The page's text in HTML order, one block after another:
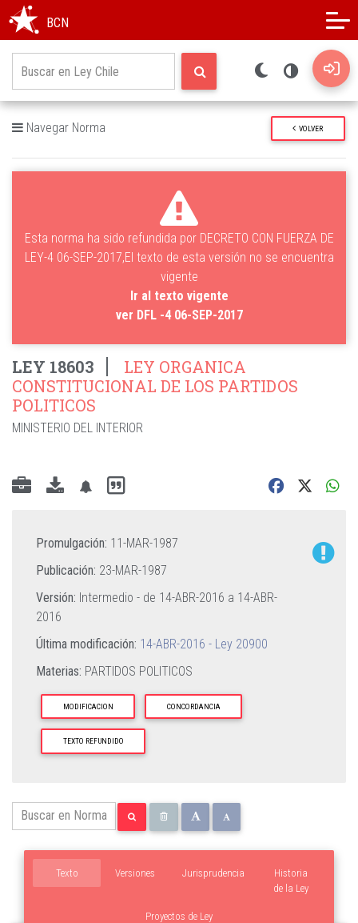
BCN
Navegar Norma VOLVER
Esta norma ha sido refundida por DECRETO CON FUERZA DE
LEY-4 06-SEP-2017,El texto de esta versión no se encuentra
vigente
Ir al texto vigente
ver DFL -4 06-SEP-2017
LEY 18603
LEY ORGANICA
CONSTITUCIONAL DE LOS PARTIDOS
POLITICOS
MINISTERIO DEL INTERIOR
Promulgación: 11-MAR-1987
Publicación: 23-MAR-1987
Versión: Intermedio - de 14-ABR-2016 a 14-ABR-
2016
Última modificación: 14-ABR-2016 - Ley 20900
Materias: PARTIDOS POLITICOS
MODIFICACION CONCORDANCIA
TEXTO REFUNDIDO
Texto Versiones Jurisprudencia
Proyectos de Ley
Historia
de la Ley